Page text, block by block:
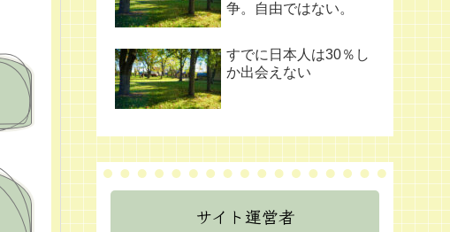
争。自由ではない。
すでに日本人は30％し
か出会えない
サイト運営者